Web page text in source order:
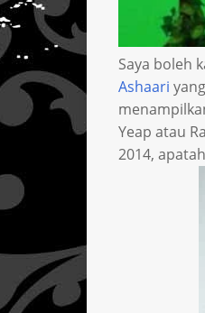
Saya boleh
Ashaari
Yeap atau
2014,